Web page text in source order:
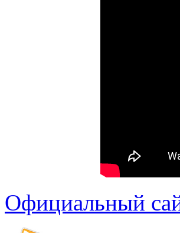
Официальный